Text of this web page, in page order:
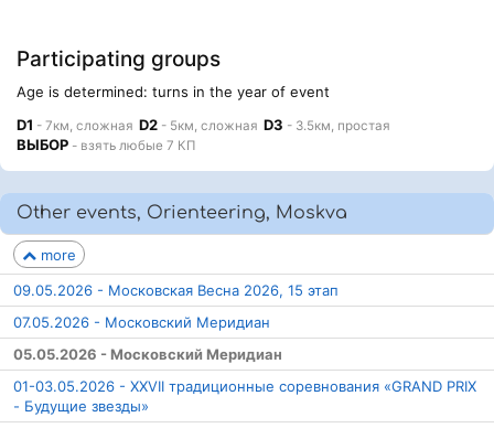
Participating groups
Age is determined: turns in the year of event
D1 - 7км, сложная D2 - 5км, сложная D3 - 3.5км, простая
ВЫБОР - взять любые 7 КП
Other events, Orienteering, Moskva
more
09.05.2026 - Московская Весна 2026, 15 этап
07.05.2026 - Московский Меридиан
05.05.2026 - Московский Меридиан
01-03.05.2026 - ХХVII традиционные соревнования «GRAND PRIX
- Будущие звезды»